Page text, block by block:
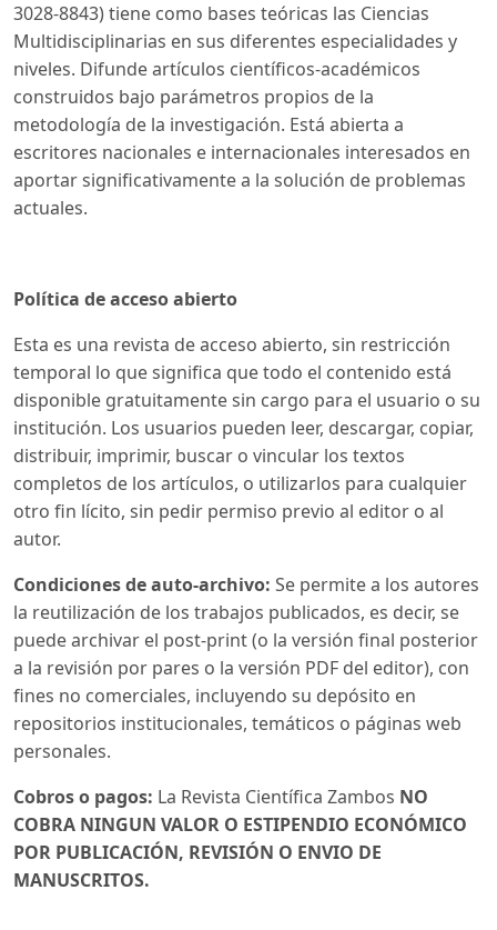
3028-8843)tiene como bases teóricas las Ciencias
Multidisciplinarias en sus diferentes especialidades y
niveles. Difunde artículos científicos-académicos
construidos bajo parámetros propios de la
metodología de la investigación. Está abierta a
escritores nacionales e internacionales interesados en
aportar significativamente a la solución de problemas
actuales.
Política de acceso abierto
Esta es una revista de acceso abierto, sin restricción
temporal lo que significa que todo el contenido está
disponible gratuitamente sin cargo para el usuario o su
institución. Los usuarios pueden leer, descargar, copiar,
distribuir, imprimir, buscar o vincular los textos
completos de los artículos, o utilizarlos para cualquier
otro fin lícito, sin pedir permiso previo al editor o al
autor.
Condiciones de auto-archivo: Se permite a los autores
la reutilización de los trabajos publicados, es decir, se
puede archivar el post-print (o la versión final posterior
a la revisión por pares o la versión PDF del editor), con
fines no comerciales, incluyendo su depósito en
repositorios institucionales, temáticos o páginas web
personales.
Cobros o pagos: La Revista Científica Zambos NO
COBRA NINGUN VALOR O ESTIPENDIO ECONÓMICO
POR PUBLICACIÓN, REVISIÓN O ENVIO DE
MANUSCRITOS.